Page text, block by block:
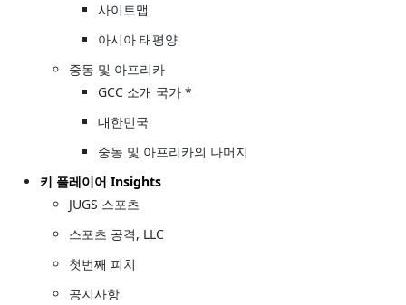
사이트맵
아시아 태평양
중동 및 아프리카
GCC 소개 국가 *
대한민국
중동 및 아프리카의 나머지
키 플레이어 Insights
JUGS 스포츠
스포츠 공격, LLC
첫번째 피치
공지사항